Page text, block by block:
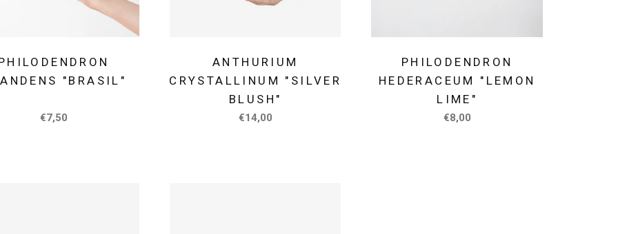
"BRASIL"
€7,50
ANTHURIUM
CRYSTALLINUM "SILVER
BLUSH"
€14,00
PHILODENDRON
HEDERACEUM "LEMON
LIME"
€8,00